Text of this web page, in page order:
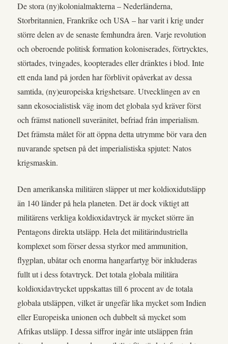
De stora (ny)kolonialmakterna – Nederländerna,
Storbritannien, Frankrike och USA – har varit i krig under
större delen av de senaste femhundra åren. Varje revolution
och oberoende politisk formation koloniserades, förtrycktes,
störtades, tvingades, koopterades eller dränktes i blod. Inte
ett enda land på jorden har förblivit opåverkat av dessa
samtida, (ny)europeiska krigshetsare. Utvecklingen av en
sann ekosocialistisk väg inom det globala syd kräver först
och främst nationell suveränitet, befriad från imperialism.
Det främsta målet för att öppna detta utrymme bör vara den
nuvarande spetsen på det imperialistiska spjutet: Natos
krigsmaskin.
Den amerikanska militären släpper ut mer koldioxidutsläpp
än 140 länder på hela planeten. Det är dock viktigt att
militärens verkliga koldioxidavtryck är mycket större än
Pentagons direkta utsläpp. Hela det militärindustriella
komplexet som förser dessa styrkor med ammunition,
flygplan, ubåtar och enorma hangarfartyg bör inkluderas
fullt ut i dess fotavtryck. Det totala globala militära
koldioxidavtrycket uppskattas till 6 procent av de totala
globala utsläppen, vilket är ungefär lika mycket som Indien
eller Europeiska unionen och dubbelt så mycket som
Afrikas utsläpp. I dessa siffror ingår inte utsläppen från